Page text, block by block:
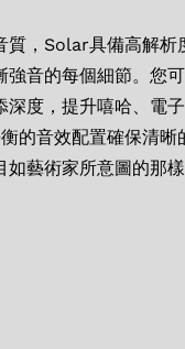
質，Solar具備高解析
強音的每個細節。您
深度，提升嘻哈、電
的音效配置確保清晰
藝術家所意圖的那樣